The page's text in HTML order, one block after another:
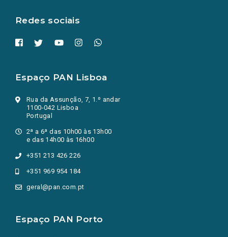
Redes sociais
Espaço PAN Lisboa
Rua da Assunção, 7, 1.º andar
1100-042 Lisboa
Portugal
2ª a 6ª das 10h00 às 13h00
e das 14h00 às 16h00
+351 213 426 226
+351 969 954 184
geral@pan.com.pt
Espaço PAN Porto